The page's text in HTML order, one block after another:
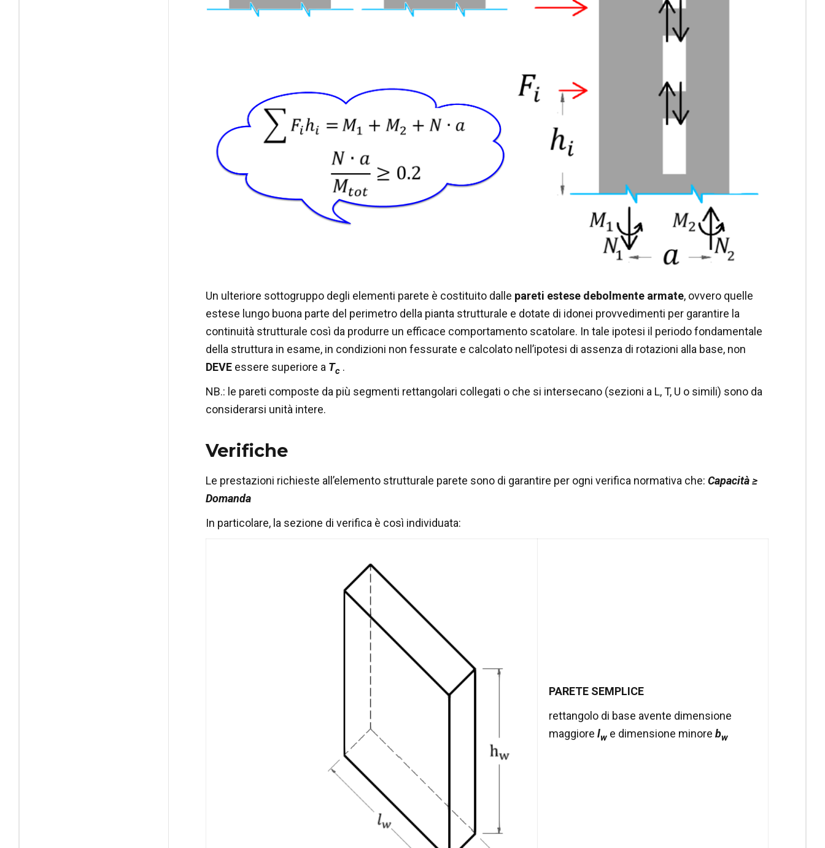
Un ulteriore sottogruppo degli elementi parete è costituito dalle pareti estese debolmente armate, ovvero quelle
estese lungo buona parte del perimetro della pianta strutturale e dotate di idonei provvedimenti per garantire la
continuità strutturale così da produrre un efficace comportamento scatolare. In tale ipotesi il periodo fondamentale
della struttura in esame, in condizioni non fessurate e calcolato nell’ipotesi di assenza di rotazioni alla base, non
DEVEessere superiore a Tc.
NB.: le pareti composte da più segmenti rettangolari collegati o che si intersecano (sezioni a L, T, U o simili) sono da
considerarsi unità intere.
Verifiche
Le prestazioni richieste all’elemento strutturale parete sono di garantire per ogni verifica normativa che: Capacità ≥
Domanda
In particolare, la sezione di verifica è così individuata:
PARETE SEMPLICE
rettangolo di base avente dimensione
maggiore lwe dimensione minore bw